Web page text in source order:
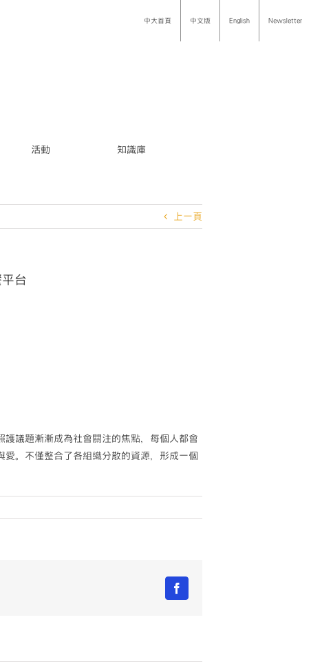
中大首頁 中文版 English Newsletter
活動 知識庫
上一頁
台
議題漸漸成為社會關注的焦點，每個人都會
。不僅整合了各組織分散的資源，形成一個
Facebook